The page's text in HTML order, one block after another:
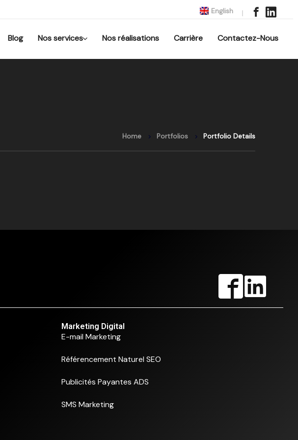
English
Blog Nos services Nos réalisations Carrière Contactez-Nous
Home Portfolios Portfolio Details
Marketing Digital
E-mail Marketing
Référencement Naturel SEO
Publicités Payantes ADS
SMS Marketing